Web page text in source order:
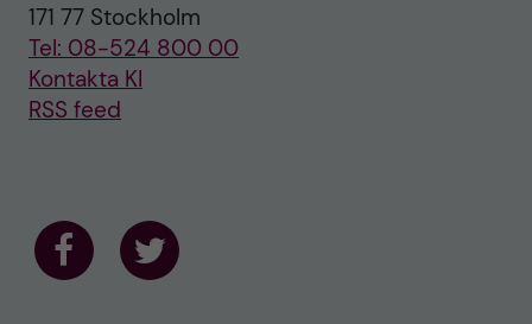
n
T
w
i
t
t
e
171 77 Stockholm
Tel: 08-524 800 00
Kontakta KI
RSS feed
F F